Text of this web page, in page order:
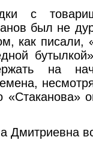
с
был не
как писали,
на
Дмитриевна